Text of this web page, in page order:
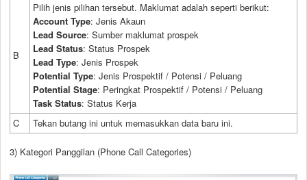
B
Pilih jenis pilihan tersebut. Maklumat adalah seperti berikut:
Account Type: Jenis Akaun
Lead Source: Sumber maklumat prospek
Lead Status: Status Prospek
Lead Type: Jenis Prospek
Potential Type: Jenis Prospektif / Potensi / Peluang
Potential Stage: Peringkat Prospektif / Potensi / Peluang
Task Status: Status Kerja
C
Tekan butang ini untuk memasukkan data baru ini.
3) Kategori Panggilan (Phone Call Categories)